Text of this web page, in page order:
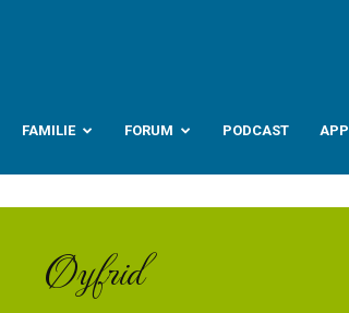
FAMILIE FORUM PODCAST APP
Øyfrid